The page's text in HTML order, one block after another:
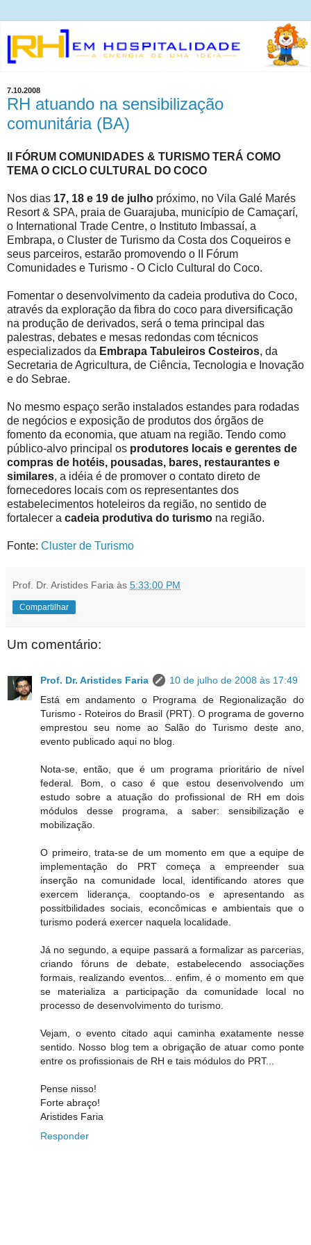
7.10.2008
RH atuando na sensibilização
comunitária (BA)
II FÓRUM COMUNIDADES & TURISMO TERÁ COMO
TEMA O CICLO CULTURAL DO COCO
Nos dias 17, 18 e 19 de julho próximo, no Vila Galé Marés
Resort & SPA, praia de Guarajuba, município de Camaçarí,
o International Trade Centre, o Instituto Imbassaí, a
Embrapa, o Cluster de Turismo da Costa dos Coqueiros e
seus parceiros, estarão promovendo o II Fórum
Comunidades e Turismo - O Ciclo Cultural do Coco.
Fomentar o desenvolvimento da cadeia produtiva do Coco,
através da exploração da fibra do coco para diversificação
na produção de derivados, será o tema principal das
palestras, debates e mesas redondas com técnicos
especializados da Embrapa Tabuleiros Costeiros, da
Secretaria de Agricultura, de Ciência, Tecnologia e Inovação
e do Sebrae.
No mesmo espaço serão instalados estandes para rodadas
de negócios e exposição de produtos dos órgãos de
fomento da economia, que atuam na região. Tendo como
público-alvo principal os produtores locais e gerentes de
compras de hotéis, pousadas, bares, restaurantes e
similares, a idéia é de promover o contato direto de
fornecedores locais com os representantes dos
estabelecimentos hoteleiros da região, no sentido de
fortalecer a cadeia produtiva do turismo na região.
Fonte: Cluster de Turismo
Prof. Dr. Aristides Faria às 5:33:00 PM
Compartilhar
Um comentário:
Prof. Dr. Aristides Faria
10 de julho de 2008 às 17:49
Está em andamento o Programa de Regionalização do
Turismo - Roteiros do Brasil (PRT). O programa de governo
emprestou seu nome ao Salão do Turismo deste ano,
evento publicado aqui no blog.
Nota-se, então, que é um programa prioritário de nível
federal. Bom, o caso é que estou desenvolvendo um
estudo sobre a atuação do profissional de RH em dois
módulos desse programa, a saber: sensibilização e
mobilização.
O primeiro, trata-se de um momento em que a equipe de
implementação do PRT começa a empreender sua
inserção na comunidade local, identificando atores que
exercem liderança, cooptando-os e apresentando as
possitbilidades sociais, econcômicas e ambientais que o
turismo poderá exercer naquela localidade.
Já no segundo, a equipe passará a formalizar as parcerias,
criando fóruns de debate, estabelecendo associações
formais, realizando eventos... enfim, é o momento em que
se materializa a participação da comunidade local no
processo de desenvolvimento do turismo.
Vejam, o evento citado aqui caminha exatamente nesse
sentido. Nosso blog tem a obrigação de atuar como ponte
entre os profissionais de RH e tais módulos do PRT...
Pense nisso!
Forte abraço!
Aristides Faria
Responder